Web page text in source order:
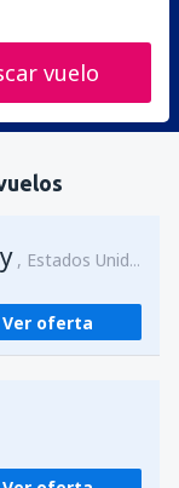
vuelo
Estados Unidos
Ver oferta